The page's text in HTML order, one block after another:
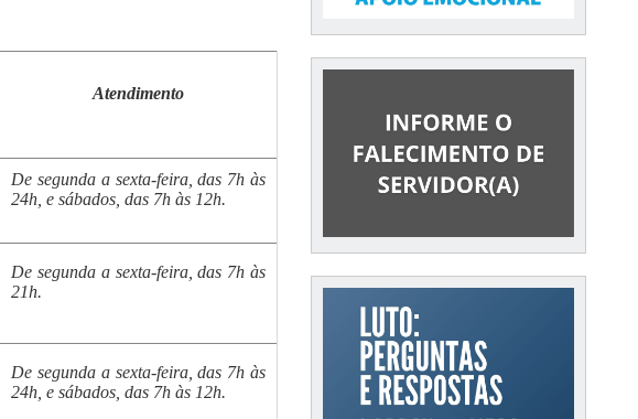
Atendimento
De segunda a sexta-feira, das 7h às
24h, e sábados, das 7h às 12h.
De segunda a sexta-feira, das 7h às
21h.
De segunda a sexta-feira, das 7h às
24h, e sábados, das 7h às 12h.